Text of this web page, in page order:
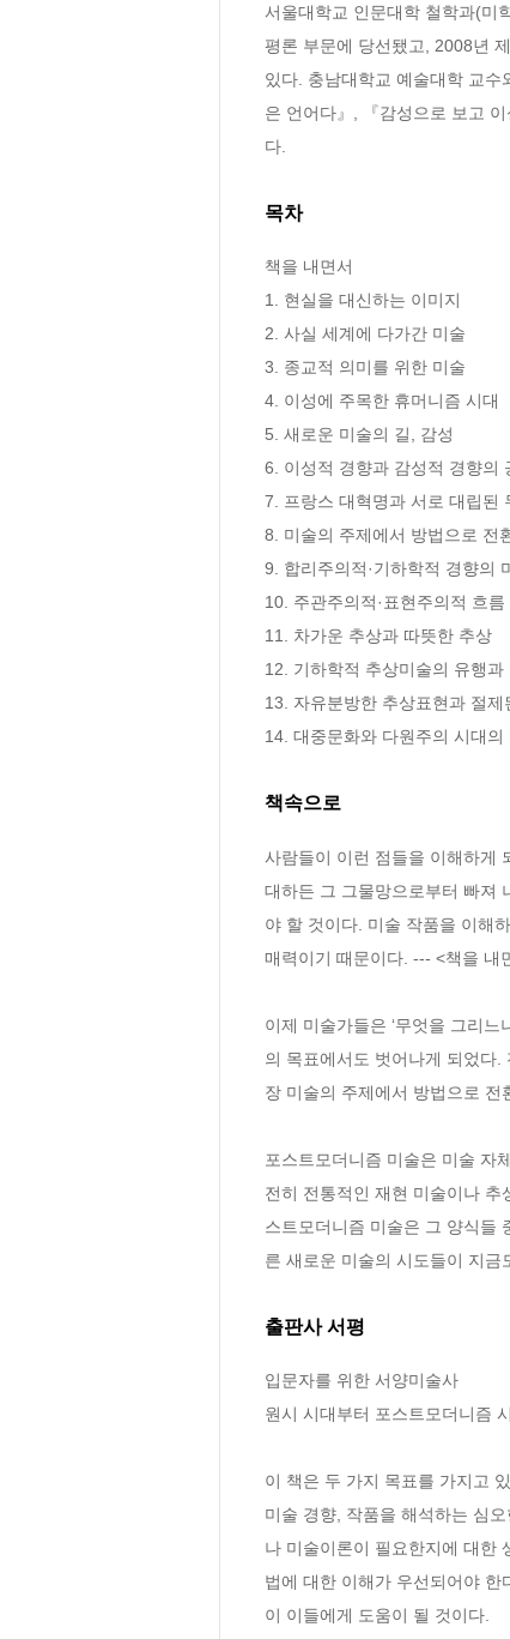
서울대학교 인문대학 철학과(미
평론 부문에 당선됐고, 2008년
있다. 충남대학교 예술대학 교
은 언어다』, 『감성으로 보고
다.
목차
책을 내면서
1. 현실을 대신하는 이미지
2. 사실 세계에 다가간 미술
3. 종교적 의미를 위한 미술
4. 이성에 주목한 휴머니즘 시대
5. 새로운 미술의 길, 감성
6. 이성적 경향과 감성적 경향의
7. 프랑스 대혁명과 서로 대립된
8. 미술의 주제에서 방법으로 전
9. 합리주의적·기하학적 경향의
10. 주관주의적·표현주의적 흐름
11. 차가운 추상과 따뜻한 추상
12. 기하학적 추상미술의 유행과
13. 자유분방한 추상표현과 절제
14. 대중문화와 다원주의 시대의
책속으로
사람들이 이런 점들을 이해하게
대하든 그 그물망으로부터 빠져
야 할 것이다. 미술 작품을 이해
매력이기 때문이다. --- <책을 내
이제 미술가들은 ‘무엇을 그리
의 목표에서도 벗어나게 되었다
장 미술의 주제에서 방법으로 전
포스트모더니즘 미술은 미술 자
전히 전통적인 재현 미술이나
스트모더니즘 미술은 그 양식들
른 새로운 미술의 시도들이 지
출판사 서평
입문자를 위한 서양미술사
원시 시대부터 포스트모더니즘
이 책은 두 가지 목표를 가지고
미술 경향, 작품을 해석하는 심
나 미술이론이 필요한지에 대한
법에 대한 이해가 우선되어야
이 이들에게 도움이 될 것이다.